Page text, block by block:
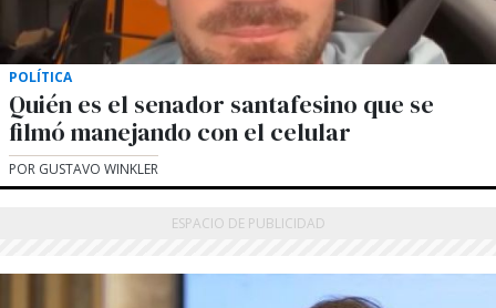
POLÍTICA
Quién es el senador santafesino que se
filmó manejando con el celular
POR GUSTAVO WINKLER